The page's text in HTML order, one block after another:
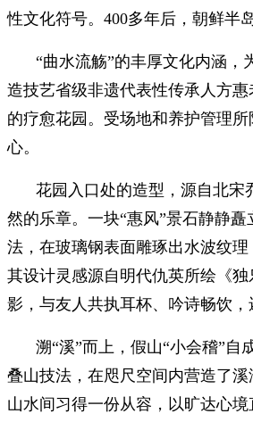
性文化符号。400多年后，朝鲜半
“曲水流觞”的丰厚文化内涵
造技艺省级非遗代表性传承人方
的疗愈花园。受场地和养护管理
心。
花园入口处的造型，源自北宋
然的乐章。一块“惠风”景石静静
法，在玻璃钢表面雕琢出水波纹
其设计灵感源自明代仇英所绘《
影，与友人共执耳杯、吟诗畅饮
溯“溪”而上，假山“小会稽”
叠山技法，在咫尺空间内营造了
山水间习得一份从容，以旷达心